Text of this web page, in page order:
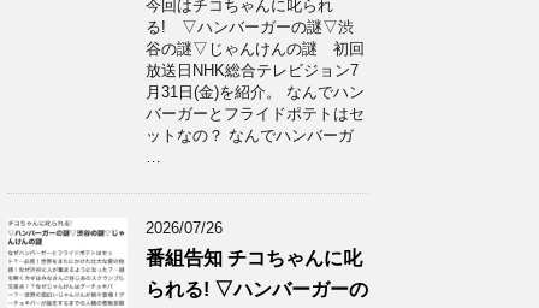
今回はチコちゃんに叱られ
る! ▽ハンバーガーの謎▽渋
谷の謎▽じゃんけんの謎 初回
放送日NHK総合テレビジョン7
月31日(金)を紹介。 なんでハン
バーガーとフライドポテトはセ
ットなの？ なんでハンバーガ
…
2026/07/26
番組告知 チコちゃんに叱
られる! ▽ハンバーガーの